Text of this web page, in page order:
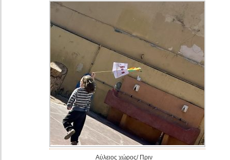
Αύλειος χώρος/ Πριν